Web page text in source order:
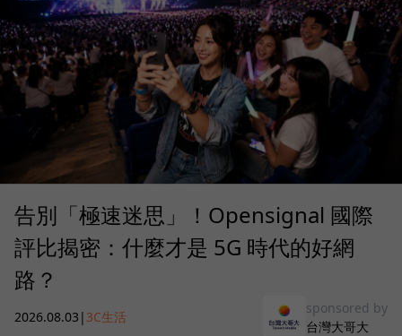
告別「極速迷思」！Opensignal 國際
評比揭密：什麼才是 5G 時代的好網
路？
2026.08.03 | 3C生活
sponsored by
台灣大哥大